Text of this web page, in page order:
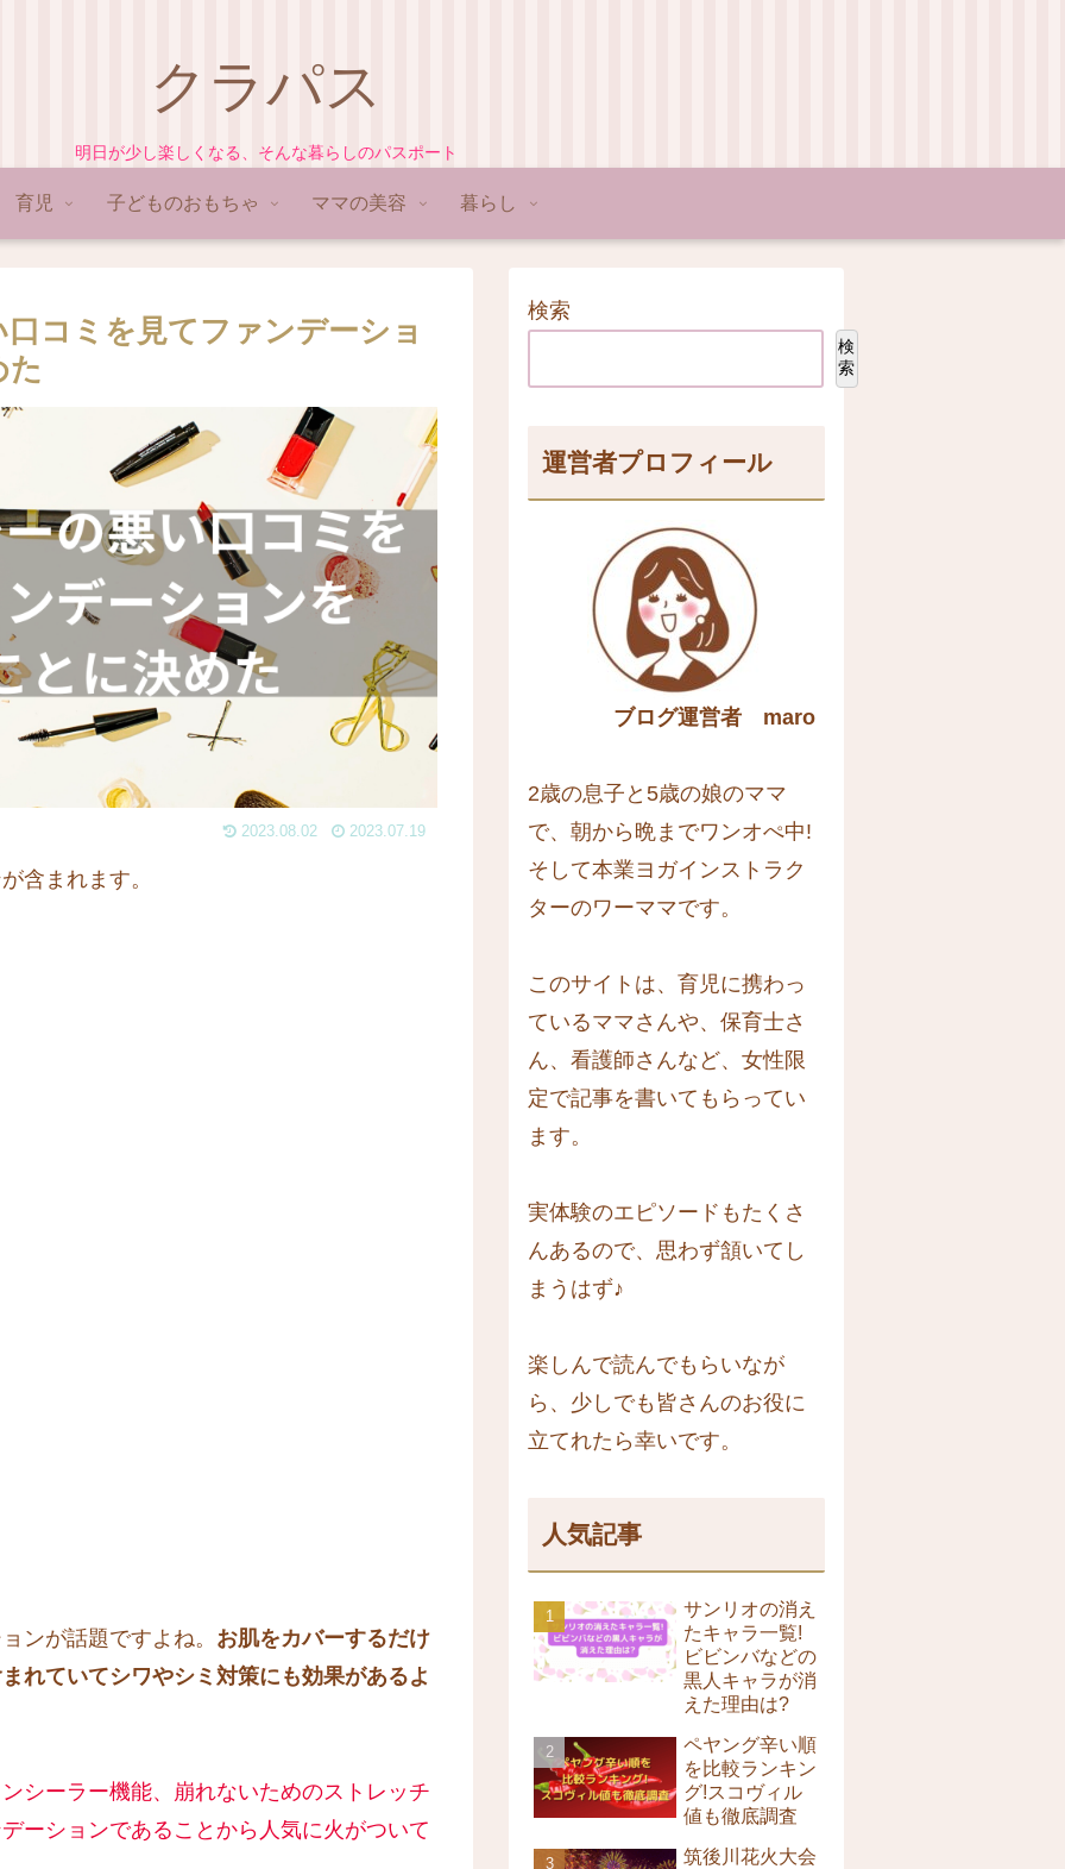
クラパス
明日が少し楽しくなる、そんな暮らしのパスポート
育児 子どものおもちゃ ママの美容 暮らし
コミを見てファンデーショ
た
2023.08.02 2023.07.19
含まれます。
ンが話題ですよね。 お肌をカバーするだけ
れていてシワやシミ対策にも効果があるよ
シーラー機能、崩れないためのストレッチ
ーションであることから人気に火がついて
検索
検
索
運営者プロフィール
ブログ運営者 maro
2歳の息子と5歳の娘のママ
で、朝から晩までワンオぺ中!
そして本業ヨガインストラク
ターのワーママです。
このサイトは、育児に携わっ
ているママさんや、保育士さ
ん、看護師さんなど、女性限
定で記事を書いてもらってい
ます。
実体験のエピソードもたくさ
んあるので、思わず頷いてし
まうはず♪
楽しんで読んでもらいなが
ら、少しでも皆さんのお役に
立てれたら幸いです。
人気記事
サンリオの消え
たキャラ一覧!
ビビンバなどの
黒人キャラが消
えた理由は?
ペヤング辛い順
を比較ランキン
グ!スコヴィル
値も徹底調査
筑後川花火大会